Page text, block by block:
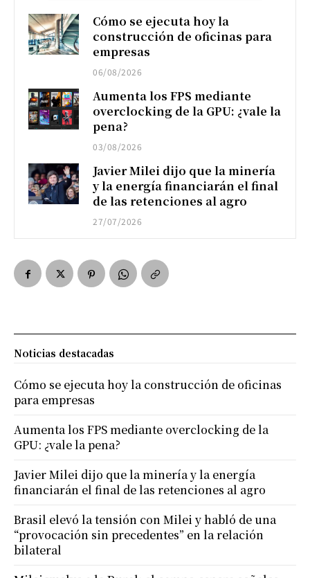
Cómo se ejecuta hoy la
construcción de oficinas para
empresas
06/08/2026
Aumenta los FPS mediante
overclocking de la GPU: ¿vale la
pena?
03/08/2026
Javier Milei dijo que la minería
y la energía financiarán el final
de las retenciones al agro
27/07/2026
Noticias destacadas
Cómo se ejecuta hoy la construcción de oficinas
para empresas
Aumenta los FPS mediante overclocking de la
GPU: ¿vale la pena?
Javier Milei dijo que la minería y la energía
financiarán el final de las retenciones al agro
Brasil elevó la tensión con Milei y habló de una
“provocación sin precedentes” en la relación
bilateral